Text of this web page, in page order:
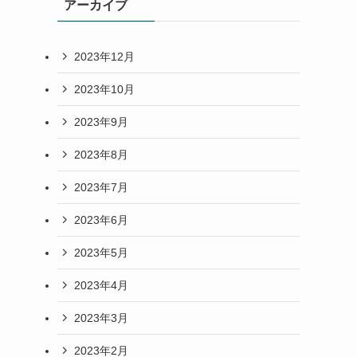
アーカイブ
2023年12月
2023年10月
2023年9月
2023年8月
2023年7月
2023年6月
2023年5月
2023年4月
2023年3月
2023年2月